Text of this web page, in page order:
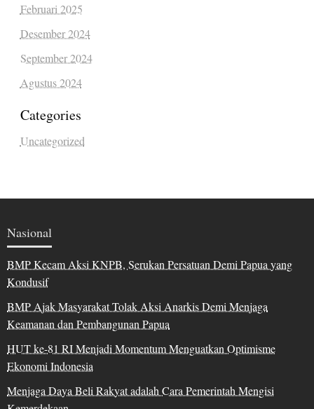
Februari 2025
Desember 2024
September 2024
Agustus 2024
Categories
Uncategorized
Nasional
BMP Kecam Aksi KNPB, Serukan Persatuan Demi Papua yang
Kondusif
BMP Ajak Masyarakat Tolak Aksi Anarkis Demi Menjaga
Keamanan dan Pembangunan Papua
HUT ke-81 RI Menjadi Momentum Menguatkan Optimisme
Ekonomi Indonesia
Menjaga Daya Beli Rakyat adalah Cara Pemerintah Mengisi